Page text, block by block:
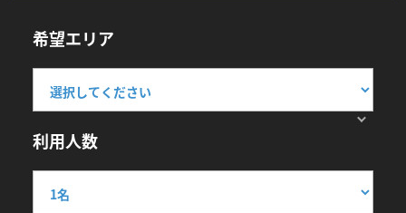
希望エリア
利用人数